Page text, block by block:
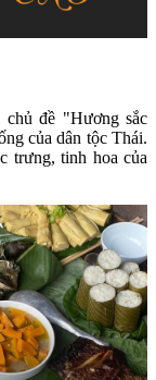
đề "Hương sắc
của dân tộc Thái.
trưng, tinh hoa của